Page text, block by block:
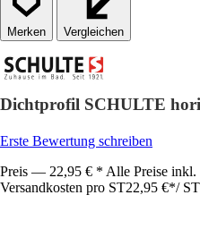
Vergleichen
Dichtprofil SCHULTE
Erste Bewertung schreiben
Preis — 22,95 € * Alle Preise inkl.
Versandkosten pro ST22,95 €*/ ST